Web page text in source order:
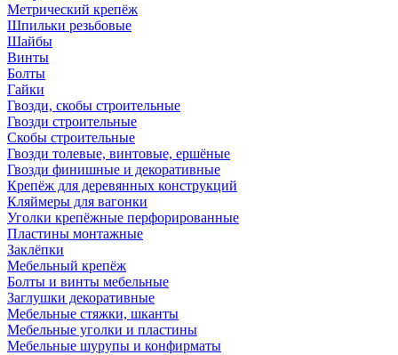
Метрический крепёж
Шпильки резьбовые
Шайбы
Винты
Болты
Гайки
Гвозди, скобы строительные
Гвозди строительные
Скобы строительные
Гвозди толевые, винтовые, ершёные
Гвозди финишные и декоративные
Крепёж для деревянных конструкций
Кляймеры для вагонки
Уголки крепёжные перфорированные
Пластины монтажные
Заклёпки
Мебельный крепёж
Болты и винты мебельные
Заглушки декоративные
Мебельные стяжки, шканты
Мебельные уголки и пластины
Мебельные шурупы и конфирматы